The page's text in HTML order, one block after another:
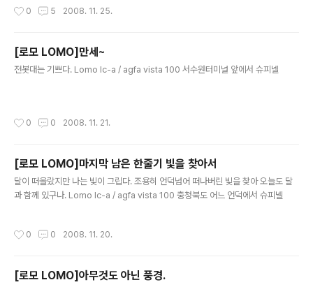
0 5 2008. 11. 25.
[로모 LOMO]만세~
전봇대는 기쁘다. Lomo lc-a / agfa vista 100 서수원터미널 앞에서 슈피넬
0 0 2008. 11. 21.
[로모 LOMO]마지막 남은 한줄기 빛을 찾아서
달이 떠올랐지만 나는 빛이 그립다. 조용히 언덕넘어 떠나버린 빛을 찾아 오늘도 달
과 함께 있구나. Lomo lc-a / agfa vista 100 충청북도 어느 언덕에서 슈피넬
0 0 2008. 11. 20.
[로모 LOMO]아무것도 아닌 풍경.